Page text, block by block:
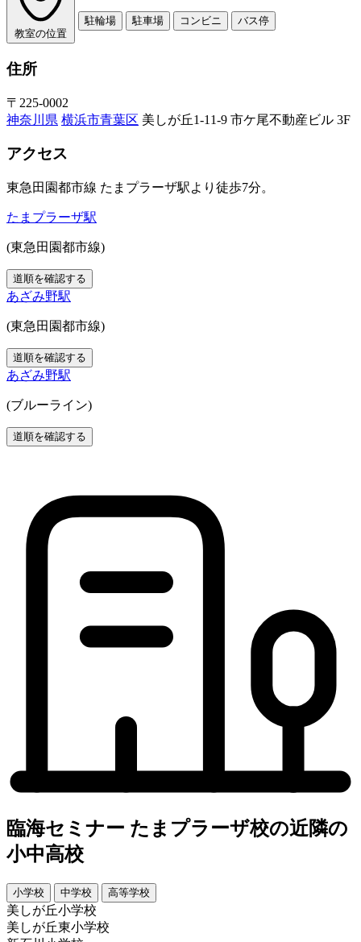
教室の位置
駐輪場 駐車場 コンビニ バス停
住所
〒225-0002
神奈川県 横浜市青葉区 美しが丘1-11-9 市ケ尾不動産ビル 3F
アクセス
東急田園都市線 たまプラーザ駅より徒歩7分。
たまプラーザ駅
(東急田園都市線)
道順を確認する
あざみ野駅
(東急田園都市線)
道順を確認する
あざみ野駅
(ブルーライン)
道順を確認する
臨海セミナー たまプラーザ校の近隣の
小中高校
小学校 中学校 高等学校
美しが丘小学校
美しが丘東小学校